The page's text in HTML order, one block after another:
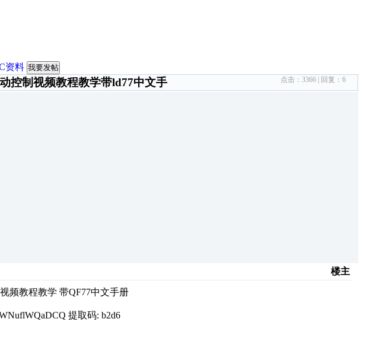
资料 我要发帖
控制视频教程教学带ld77中文手 点击： 3366 | 回复： 6
楼主
频教程教学 带QF77中文手册
提取码: b2d6